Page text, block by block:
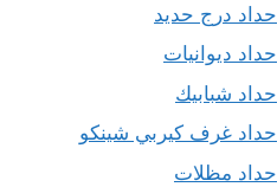
حداد درج حديد
حداد ديوانيات
حداد شبابيك
حداد غرف كيربي شينكو
حداد مظلات